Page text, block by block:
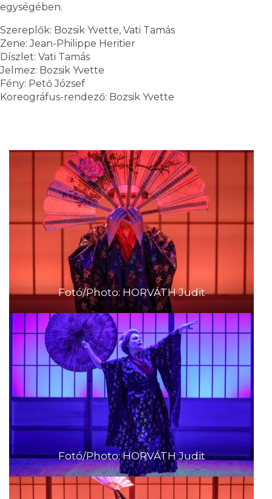
egységében.
Szereplők: Bozsik Yvette, Vati Tamás
Zene: Jean-Philippe Heritier
Díszlet: Vati Tamás
Jelmez: Bozsik Yvette
Fény: Pető József
Koreográfus-rendező: Bozsik Yvette
Fotó/Photo: HORVÁTH Judit
Fotó/Photo: HORVÁTH Judit